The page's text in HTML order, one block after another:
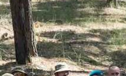
TODOS LOS REQUISITOS
ES